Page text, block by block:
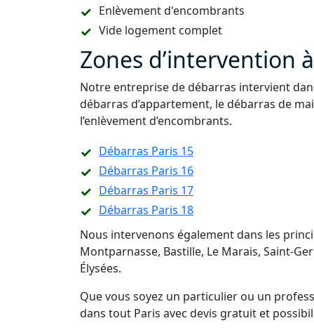
Enlèvement d'encombrants
Vide logement complet
Zones d’intervention
Notre entreprise de débarras intervient
débarras d’appartement, le débarras de
l’enlèvement d’encombrants.
Débarras Paris 15
Débarras Paris 16
Débarras Paris 17
Débarras Paris 18
Nous intervenons également dans les
Montparnasse, Bastille, Le Marais, Saint-
Élysées.
Que vous soyez un particulier ou un
dans tout Paris avec devis gratuit et